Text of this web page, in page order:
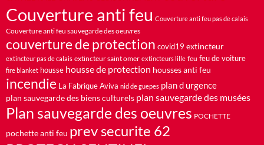
Couverture anti feu Couverture anti feu pas de calais
Couverture anti feu sauvegarde des oeuvres
couverture de protection covid19 extincteur
extincteur pas de calais extincteur saint omer extincteurs lille feu feu de voiture
fire blanket housse housse de protection housses anti feu
incendie La Fabrique Aviva nid de guepes plan d urgence
plan sauvegarde des biens culturels plan sauvegarde des musées
Plan sauvegarde des oeuvres POCHETTE
pochette anti feu prev securite 62